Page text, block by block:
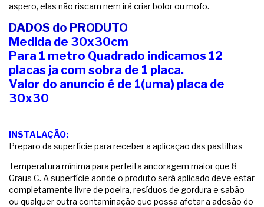
aspero, elas não riscam nem irá criar bolor ou mofo.
DADOS do PRODUTO
Medida de 30x30cm
Para 1 metro Quadrado indicamos 12
placas ja com sobra de 1 placa.
Valor do anuncio é de 1(uma) placa de
30x30
INSTALAÇÃO:
Preparo da superfície para receber a aplicação das pastilhas
Temperatura mínima para perfeita ancoragem maior que 8
Graus C. A superfície aonde o produto será aplicado deve estar
completamente livre de poeira, resíduos de gordura e sabão
ou qualquer outra contaminação que possa afetar a adesão do